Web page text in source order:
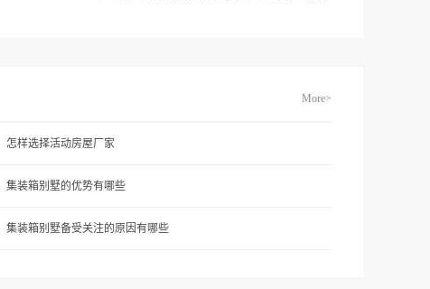
More>
怎样选择活动房屋厂家
集装箱别墅的优势有哪些
集装箱别墅备受关注的原因有哪些